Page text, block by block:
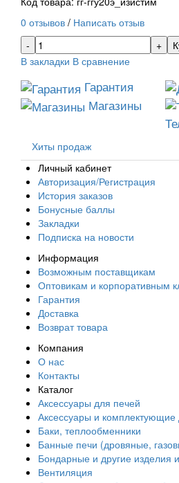
0 отзывов / Написать отзыв
В закладки В сравнение
Гарантия
Магазины
Хиты продаж
Личный кабинет
Авторизация/Регистрация
История заказов
Бонусные баллы
Закладки
Подписка на новости
Информация
Возможным поставщикам
Оптовикам и корпоративным
Гарантия
Доставка
Возврат товара
Компания
О нас
Контакты
Каталог
Аксессуары для печей
Аксессуары и
Баки, теплообменники
Банные печи (дровяные,
Бондарные и другие изделия
Вентиляция